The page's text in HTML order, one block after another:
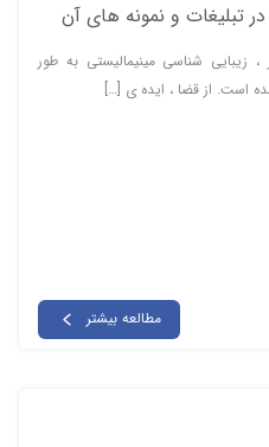
تبلیغات و نمونه های آن
، زیبایی شناسی مینیمالیستی به طور
است. از قضا ، ایده ی […]
مطالعه بیشتر